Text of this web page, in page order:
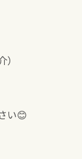
い😊